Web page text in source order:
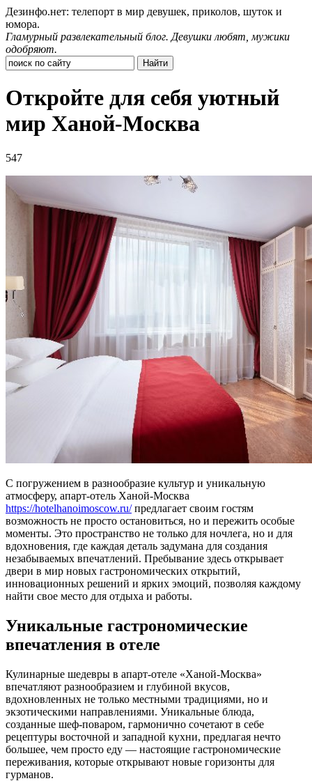
Дезинфо.нет: телепорт в мир девушек, приколов, шуток и
юмора.
Гламурный развлекательный блог. Девушки любят, мужики
одобряют.
Откройте для себя уютный
мир Ханой-Москва
547
С погружением в разнообразие культур и уникальную
атмосферу, апарт-отель Ханой-Москва
https://hotelhanoimoscow.ru/предлагает своим гостям
возможность не просто остановиться, но и пережить особые
моменты. Это пространство не только для ночлега, но и для
вдохновения, где каждая деталь задумана для создания
незабываемых впечатлений. Пребывание здесь открывает
двери в мир новых гастрономических открытий,
инновационных решений и ярких эмоций, позволяя каждому
найти свое место для отдыха и работы.
Уникальные гастрономические
впечатления в отеле
Кулинарные шедевры в апарт-отеле «Ханой-Москва»
впечатляют разнообразием и глубиной вкусов,
вдохновленных не только местными традициями, но и
экзотическими направлениями. Уникальные блюда,
созданные шеф-поваром, гармонично сочетают в себе
рецептуры восточной и западной кухни, предлагая нечто
большее, чем просто еду — настоящие гастрономические
переживания, которые открывают новые горизонты для
гурманов.